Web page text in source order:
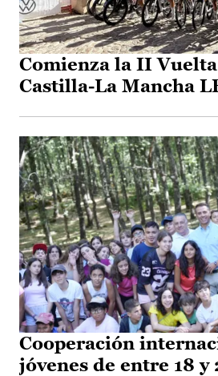
Comienza la II
Castilla-La Mancha
Cooperación
jóvenes de entre 18 y